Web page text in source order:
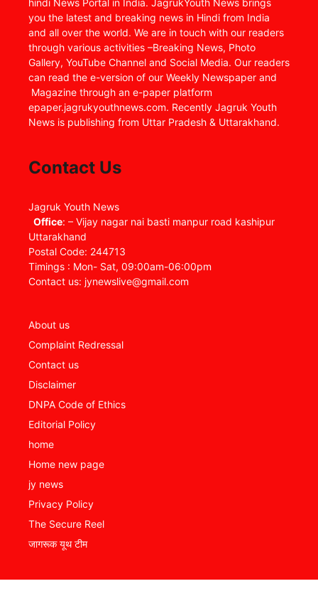
hindi News Portal in India. JagrukYouth News brings
you the latest and breaking news in Hindi from India
and all over the world. We are in touch with our readers
through various activities –Breaking News, Photo
Gallery, YouTube Channel and Social Media. Our readers
can read the e-version of our Weekly Newspaper and
Magazine through an e-paper platform
epaper.jagrukyouthnews.com. Recently Jagruk Youth
News is publishing from Uttar Pradesh & Uttarakhand.
Contact Us
Jagruk Youth News
Office: – Vijay nagar nai basti manpur road kashipur
Uttarakhand
Postal Code: 244713
Timings : Mon- Sat, 09:00am-06:00pm
Contact us: jynewslive@gmail.com
About us
Complaint Redressal
Contact us
Disclaimer
DNPA Code of Ethics
Editorial Policy
home
Home new page
jy news
Privacy Policy
The Secure Reel
जागरूक यूथ टीम